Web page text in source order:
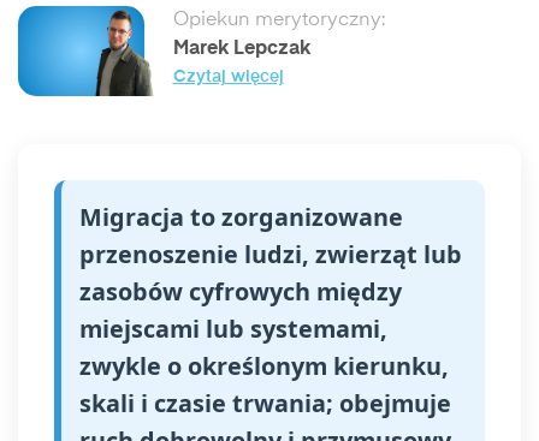
Opiekun merytoryczny:
Marek Lepczak
Czytaj więcej
Migracja to zorganizowane
przenoszenie ludzi, zwierząt lub
zasobów cyfrowych między
miejscami lub systemami,
zwykle o określonym kierunku,
skali i czasie trwania; obejmuje